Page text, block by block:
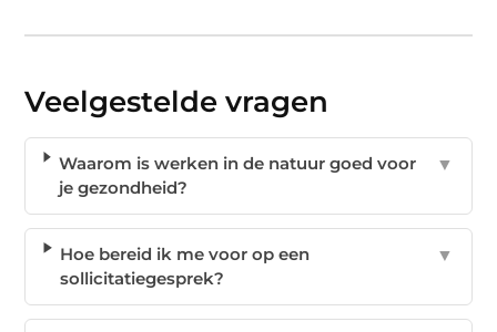
Veelgestelde vragen
Waarom is werken in de natuur goed voor
je gezondheid?
▼
Hoe bereid ik me voor op een
sollicitatiegesprek?
▼